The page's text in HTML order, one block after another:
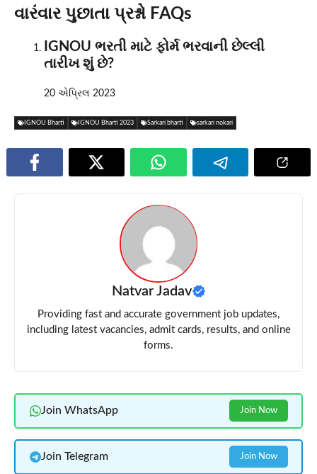
વારંવાર પુછાતા પ્રશ્નો FAQs
IGNOU ભરતી માટે ફોર્મ ભરવાની છેલ્લી
તારીખ શું છે?
20 એપ્રિલ 2023
IGNOU Bharti IGNOU Bharti 2023 Sarkari bharti sarkari nokari
Natvar Jadav
Providing fast and accurate government job updates,
including latest vacancies, admit cards, results, and online
forms.
Join WhatsApp Join Now
Join Telegram Join Now